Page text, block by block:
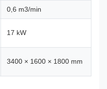
0,6 m3/min
17 kW
3400 × 1600 × 1800 mm